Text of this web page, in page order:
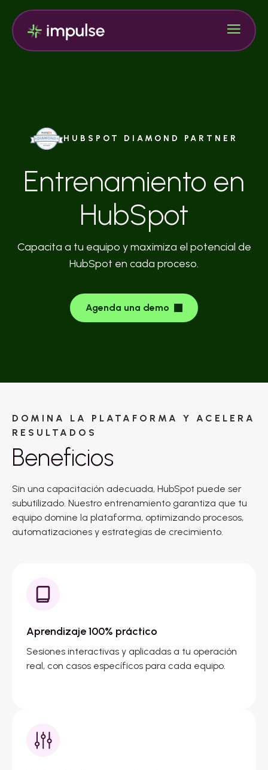
HUBSPOT DIAMOND PARTNER
Entrenamiento en
HubSpot
Capacita a tu equipo y maximiza el potencial de
HubSpot en cada proceso.
Agenda una demo
DOMINA LA PLATAFORMA Y ACELERA
RESULTADOS
Beneficios
Sin una capacitación adecuada, HubSpot puede ser
subutilizado. Nuestro entrenamiento garantiza que tu
equipo domine la plataforma, optimizando procesos,
automatizaciones y estrategias de crecimiento.
Aprendizaje 100% práctico
Sesiones interactivas y aplicadas a tu operación
real, con casos específicos para cada equipo.